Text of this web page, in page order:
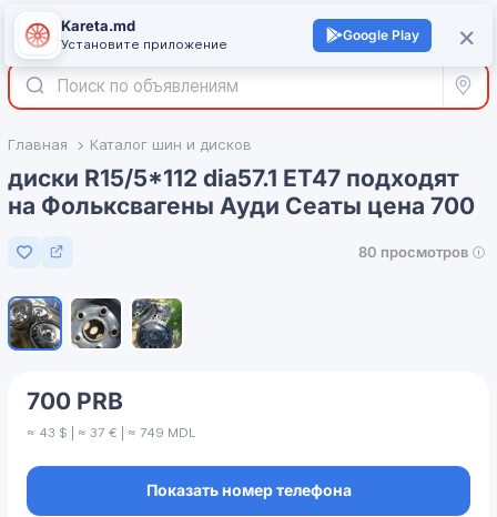
Войти +
Все
Главная Каталог шин и дисков
диски R15/5*112 dia57.1 ET47 подходят
на Фольксвагены Ауди Сеаты цена 700
Добавить в избранное
80 просмотров
700 PRB
≈ 43 $ | ≈ 37 € | ≈ 749 MDL
Показать номер телефона
×
Kareta.md
Установите приложение
Google Play